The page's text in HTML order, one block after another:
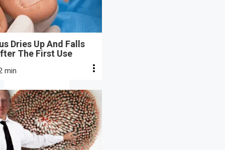
Dries Up And Falls
The First Use
min